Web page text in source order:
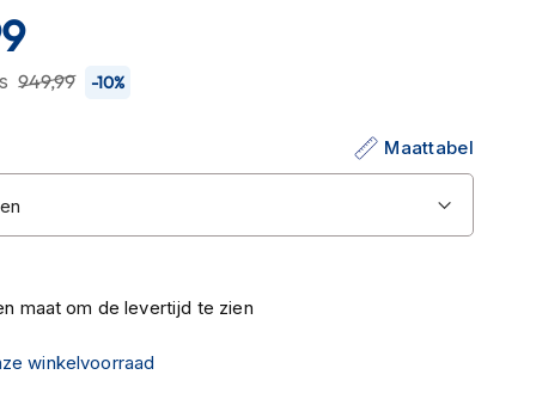
949,99 -10%
Maattabel
maat om de levertijd te zien
winkelvoorraad